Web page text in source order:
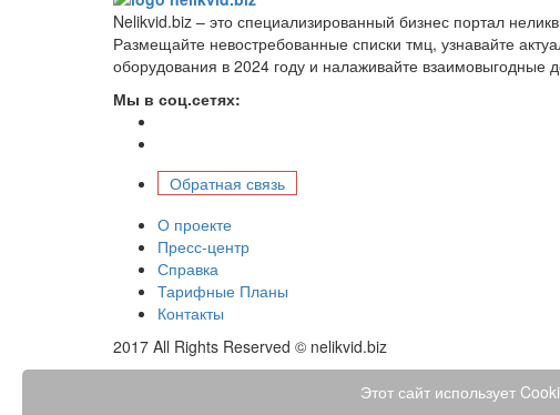
Nelikvid.biz – это специализированный бизнес портал
Размещайте невостребованные списки тмц, узнавайте
оборудования в 2024 году и налаживайте взаимовыгодные
Мы в соц.сетях:
Обратная связь
О проекте
Пресс-центр
Справка
Тарифные Планы
Контакты
2017 All Rights Reserved © nelikvid.biz
Этот сайт использует